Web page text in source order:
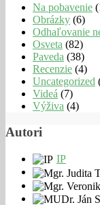
Na pobavenie
Obrázky (6)
Odhaľovanie
Osveta (82)
Paveda (38)
Recenzie (4)
Uncategorized
Videá (7)
Výživa (4)
Autori
IP